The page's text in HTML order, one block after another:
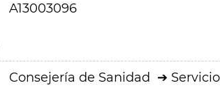
A13003096
Consejería de Sanidad